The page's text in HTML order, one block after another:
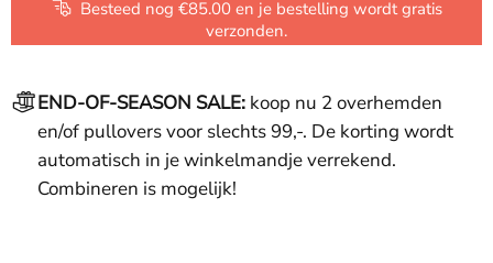
Besteed nog €85.00 en je bestelling wordt gratis
verzonden.
END-OF-SEASON SALE: koop nu 2 overhemden
en/of pullovers voor slechts 99,-. De korting wordt
automatisch in je winkelmandje verrekend.
Combineren is mogelijk!